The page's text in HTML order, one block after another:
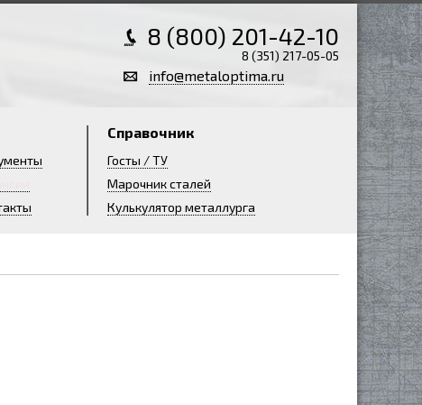
8 (800) 201-42-10
8 (351) 217-05-05
info@metaloptima.ru
Справочник
Госты / ТУ
Марочник сталей
Кулькулятор металлурга